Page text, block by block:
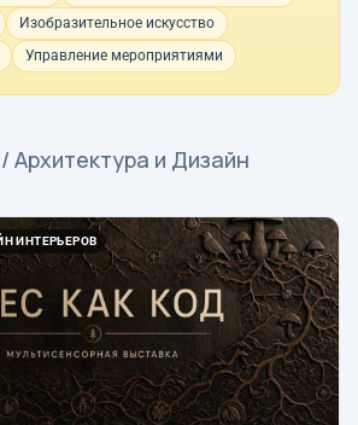
Изобразительное искусство
Управление мероприятиями
/ Архитектура и Дизайн
ИНТЕРЬЕРОВ